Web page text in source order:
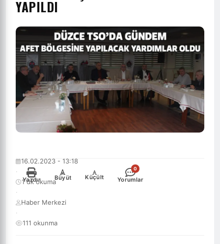
YAPILDI
16.02.2023 - 13:18
·
1 dk okuma
·
Haber Merkezi
·
111 okunma
Yazdır
+
Büyüt
-
Küçült
0
Yorumlar